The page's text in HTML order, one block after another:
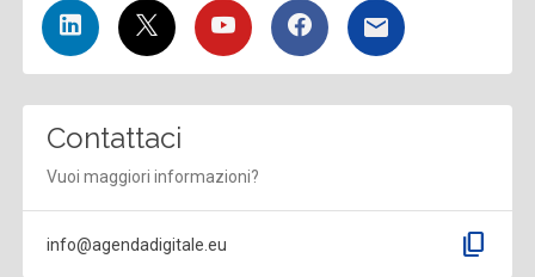
Contattaci
Vuoi maggiori informazioni?
info@agendadigitale.eu content_copy